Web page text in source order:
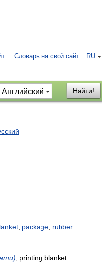
RU
Словарь на свой сайт
Найти!
package rubber
) printing blanket